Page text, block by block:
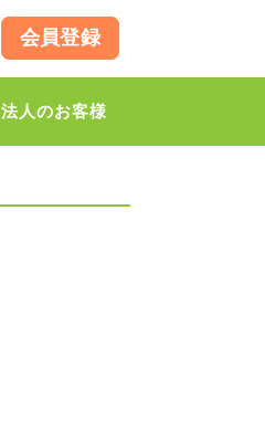
会員登録
法人のお客様